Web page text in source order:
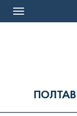
Toggle